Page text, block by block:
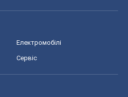
Електромобілі
Сервіс